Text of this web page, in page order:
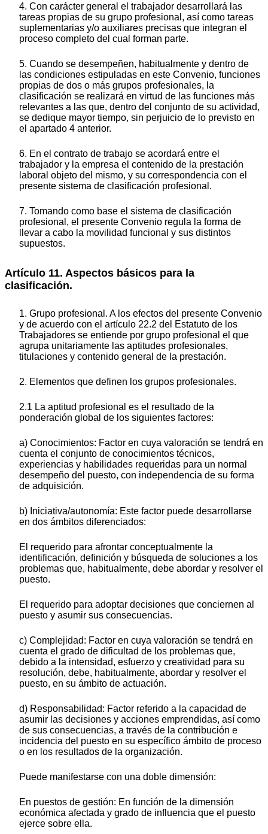
4. Con carácter general el trabajador desarrollará las
tareas propias de su grupo profesional, así como tareas
suplementarias y/o auxiliares precisas que integran el
proceso completo del cual forman parte.
5. Cuando se desempeñen, habitualmente y dentro de
las condiciones estipuladas en este Convenio, funciones
propias de dos o más grupos profesionales, la
clasificación se realizará en virtud de las funciones más
relevantes a las que, dentro del conjunto de su actividad,
se dedique mayor tiempo, sin perjuicio de lo previsto en
el apartado 4 anterior.
6. En el contrato de trabajo se acordará entre el
trabajador y la empresa el contenido de la prestación
laboral objeto del mismo, y su correspondencia con el
presente sistema de clasificación profesional.
7. Tomando como base el sistema de clasificación
profesional, el presente Convenio regula la forma de
llevar a cabo la movilidad funcional y sus distintos
supuestos.
Artículo 11. Aspectos básicos para la
clasificación.
1. Grupo profesional. A los efectos del presente Convenio
y de acuerdo con el artículo 22.2 del Estatuto de los
Trabajadores se entiende por grupo profesional el que
agrupa unitariamente las aptitudes profesionales,
titulaciones y contenido general de la prestación.
2. Elementos que definen los grupos profesionales.
2.1 La aptitud profesional es el resultado de la
ponderación global de los siguientes factores:
a) Conocimientos: Factor en cuya valoración se tendrá en
cuenta el conjunto de conocimientos técnicos,
experiencias y habilidades requeridas para un normal
desempeño del puesto, con independencia de su forma
de adquisición.
b) Iniciativa/autonomía: Este factor puede desarrollarse
en dos ámbitos diferenciados:
El requerido para afrontar conceptualmente la
identificación, definición y búsqueda de soluciones a los
problemas que, habitualmente, debe abordar y resolver el
puesto.
El requerido para adoptar decisiones que conciernen al
puesto y asumir sus consecuencias.
c) Complejidad: Factor en cuya valoración se tendrá en
cuenta el grado de dificultad de los problemas que,
debido a la intensidad, esfuerzo y creatividad para su
resolución, debe, habitualmente, abordar y resolver el
puesto, en su ámbito de actuación.
d) Responsabilidad: Factor referido a la capacidad de
asumir las decisiones y acciones emprendidas, así como
de sus consecuencias, a través de la contribución e
incidencia del puesto en su específico ámbito de proceso
o en los resultados de la organización.
Puede manifestarse con una doble dimensión:
En puestos de gestión: En función de la dimensión
económica afectada y grado de influencia que el puesto
ejerce sobre ella.